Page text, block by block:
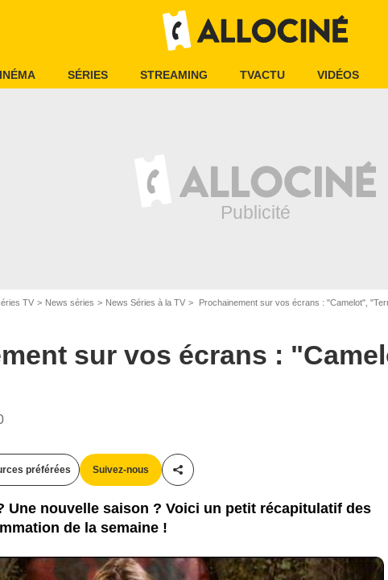
SÉRIES STREAMING TVACTU VIDÉOS
TV News séries News Séries à la TV Prochainement sur vos écrans : "Camelot",
sur vos écrans :
préférées Suivez-nous
Partager cet article
Une nouvelle saison ? Voici un petit récapitulatif des
de la semaine !